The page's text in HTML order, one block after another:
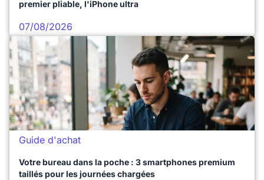
premier pliable, l'iPhone ultra
07/08/2026
Guide d'achat
Votre bureau dans la poche : 3 smartphones premium
taillés pour les journées chargées